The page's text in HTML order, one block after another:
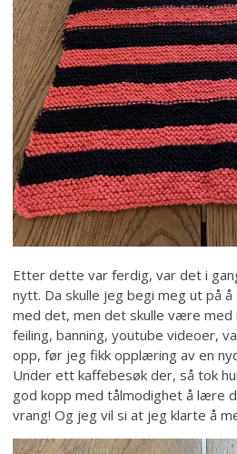
Etter dette var ferdig, var det i
nytt. Da skulle jeg begi meg ut på
med det, men det skulle være
feiling, banning, youtube videoer,
opp, før jeg fikk opplæring av en
Under ett kaffebesøk der, så tok
god kopp med tålmodighet å lære
vrang! Og jeg vil si at jeg klarte å